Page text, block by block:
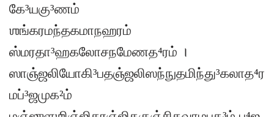
கே³யகு³ணம்
ஶங்கரமந்தகமாநஹரம்
ஸ்மரதா³ஹகலோசநமேணத⁴ரம் ।
ஸாஞ்ஜலியோகி³பதஞ்ஜலிஸந்நுதமிந்து³கலாத⁴ர
மப்³ஜமுக²ம்